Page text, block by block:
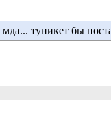
мда... туникет бы